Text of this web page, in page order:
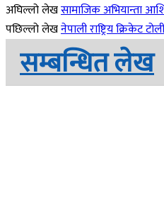
अघिल्लो लेखसामाजिक अभियान्ता
पछिल्लो लेखनेपाली राष्ट्रिय क्रिकेट
सम्बन्धित लेख